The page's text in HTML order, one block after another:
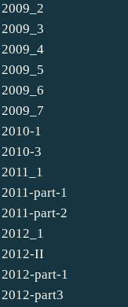
2009_2
2009_3
2009_4
2009_5
2009_6
2009_7
2010-1
2010-3
2011_1
2011-part-1
2011-part-2
2012_1
2012-II
2012-part-1
2012-part3